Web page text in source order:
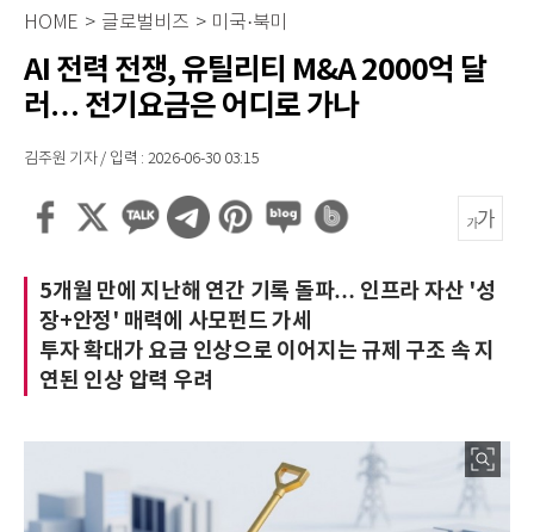
HOME > 글로벌비즈 > 미국·북미
AI 전력 전쟁, 유틸리티 M&A 2000억 달
러… 전기요금은 어디로 가나
김주원 기자 / 입력 : 2026-06-30 03:15
5개월 만에 지난해 연간 기록 돌파… 인프라 자산 '성
장+안정' 매력에 사모펀드 가세
투자 확대가 요금 인상으로 이어지는 규제 구조 속 지
연된 인상 압력 우려